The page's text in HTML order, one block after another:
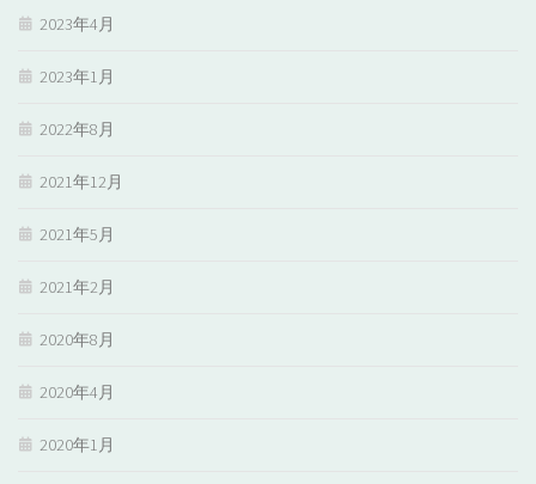
2023年4月
2023年1月
2022年8月
2021年12月
2021年5月
2021年2月
2020年8月
2020年4月
2020年1月